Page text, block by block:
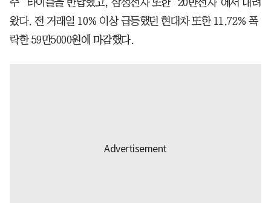
주’ 타이틀을 반납했고, 삼성전자 또한 ‘20만전자’에서 내려
왔다. 전 거래일 10% 이상 급등했던 현대차 또한 11.72% 폭
락한 59만5000원에 마감했다.